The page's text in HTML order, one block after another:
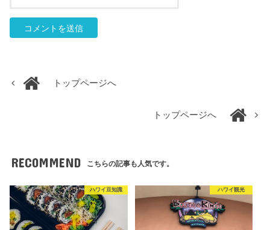
トップページへ
トップページへ
RECOMMEND こちらの記事も人気です。
ハワイ豆知識 ハワイ観光